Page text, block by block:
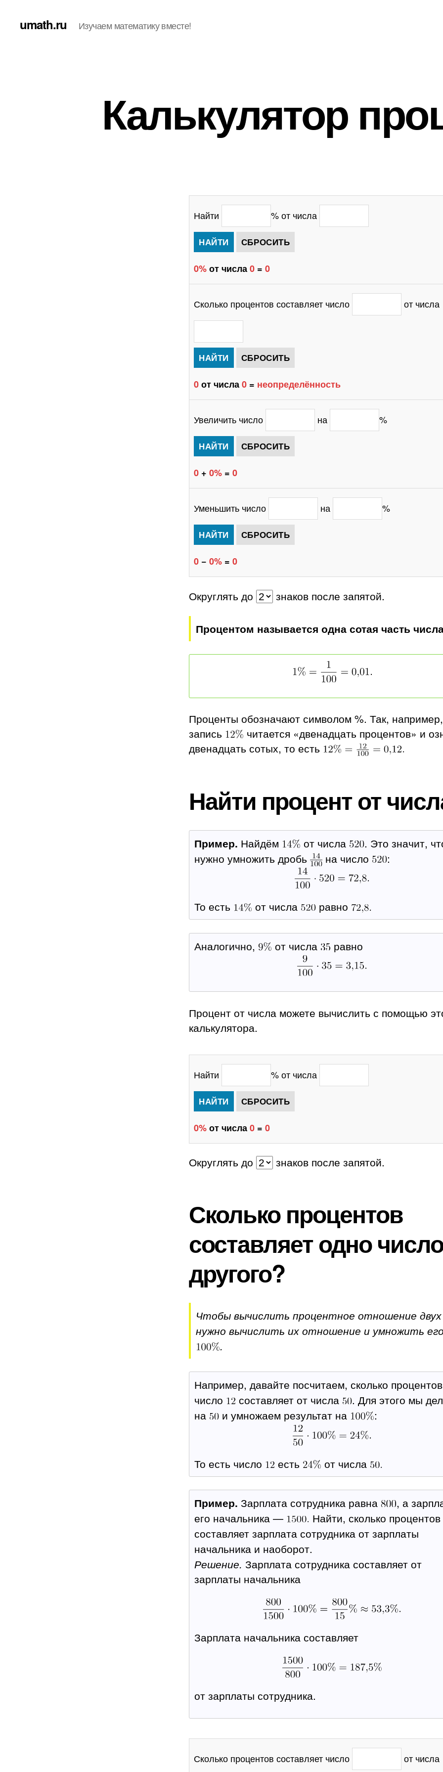
umath.ru Изучаем математику вместе!
Калькулятор
Найти % от числа
0%от числа0 = 0
Сколько процентов составляет число от числа
0от числа0 = неопределённость
Увеличить число на %
0 + 0% = 0
Уменьшить число на %
0 − 0% = 0
Округлять до знаков после запятой.
Процентом называется одна сотая часть
Проценты обозначают символом %. Так, например,
запись
читается «двенадцать процентов» и
двенадцать сотых, то есть
Найти процент от
Пример. Найдём от числа
. Это значит,
нужно умножить дробь
на число :
То есть от числа равно
Аналогично, от числа равно
Процент от числа можете вычислить с помощью
калькулятора.
Найти % от числа
0%от числа0 = 0
Округлять до знаков после запятой.
Сколько процентов
составляет одно
другого?
Чтобы вычислить процентное отношение двух
нужно вычислить их отношение и умножить
.
Например, давайте посчитаем, сколько процентов
число
составляет от числа
. Для этого мы
на
и умножаем результат на :
То есть число есть от числа
Пример. Зарплата сотрудника равна
, а
его начальника —
Найти, сколько процентов
составляет зарплата сотрудника от зарплаты
начальника и наоборот.
Решение. Зарплата сотрудника составляет от
зарплаты начальника
Зарплата начальника составляет
от зарплаты сотрудника.
Сколько процентов составляет число от числа